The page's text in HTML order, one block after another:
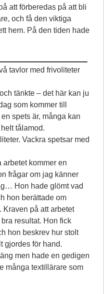
att förberedas på att bli
och få den viktiga
hem. På den tiden hade
tavlor med frivoliteter
tänkte – det här kan ju
som kommer till
spets är, många kan
tålamod.
Vackra spetsar med
arbetet kommer en
frågar om jag känner
Hon hade glömt vad
hon berättade om
på att arbetet
resultat. Hon fick
hon beskrev hur stolt
gjordes för hand.
men hade en gedigen
många textillärare som